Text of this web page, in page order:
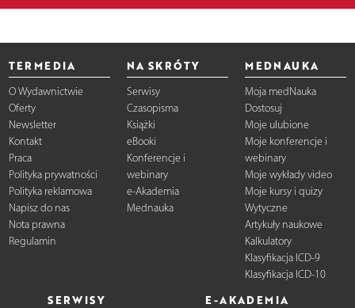
TERMEDIA
O Wydawnictwie
Oferty
Newsletter
Kontakt
Praca
Polityka prywatności
Polityka reklamowa
Napisz do nas
Nota prawna
Regulamin
NA SKRÓTY
Serwisy
Czasopisma
Książki
eBooki
Konferencje i
webinary
e-Akademia
Mednauka
MEDNAUKA
Moja medNauka
Dostosuj
Moje ulubione
Moje konferencje i
webinary
Moje wykłady video
Moje kursy i quizy
Wytyczne
Artykuły naukowe
Kalkulatory
Klasyfikacja ICD-9
Klasyfikacja ICD-10
SERWISY E-AKADEMIA